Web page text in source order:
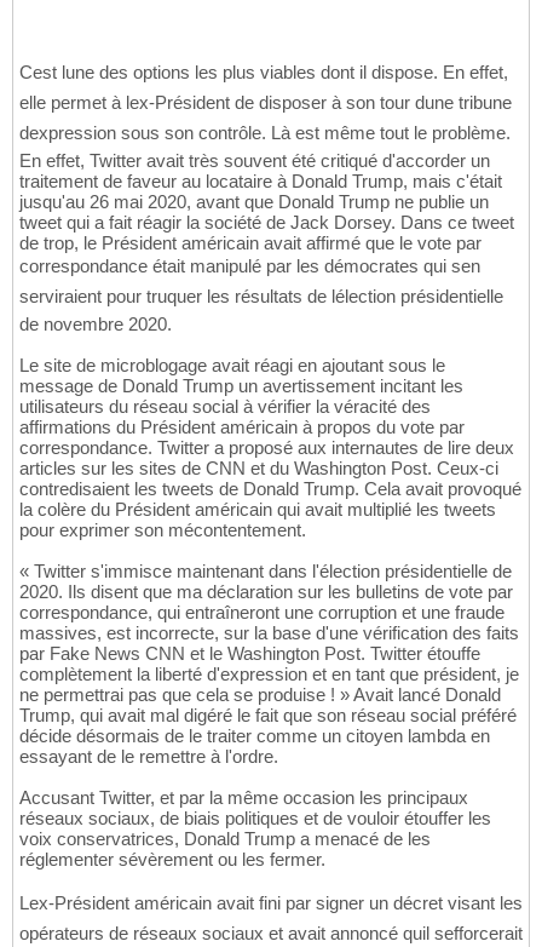
Cest lune des options les plus viables dont il dispose. En effet,
elle permet à lex-Président de disposer à son tour dune tribune
dexpression sous son contrôle. Là est même tout le problème.
En effet, Twitter avait très souvent été critiqué d'accorder un
traitement de faveur au locataire à Donald Trump, mais c'était
jusqu'au 26 mai 2020, avant que Donald Trump ne publie un
tweet qui a fait réagir la société de Jack Dorsey. Dans ce tweet
de trop, le Président américain avait affirmé que le vote par
correspondance était manipulé par les démocrates qui sen
serviraient pour truquer les résultats de lélection présidentielle
de novembre 2020.
Le site de microblogage avait réagi en ajoutant sous le
message de Donald Trump un avertissement incitant les
utilisateurs du réseau social à vérifier la véracité des
affirmations du Président américain à propos du vote par
correspondance. Twitter a proposé aux internautes de lire deux
articles sur les sites de CNN et du Washington Post. Ceux-ci
contredisaient les tweets de Donald Trump. Cela avait provoqué
la colère du Président américain qui avait multiplié les tweets
pour exprimer son mécontentement.
« Twitter s'immisce maintenant dans l'élection présidentielle de
2020. Ils disent que ma déclaration sur les bulletins de vote par
correspondance, qui entraîneront une corruption et une fraude
massives, est incorrecte, sur la base d'une vérification des faits
par Fake News CNN et le Washington Post. Twitter étouffe
complètement la liberté d'expression et en tant que président, je
ne permettrai pas que cela se produise ! » Avait lancé Donald
Trump, qui avait mal digéré le fait que son réseau social préféré
décide désormais de le traiter comme un citoyen lambda en
essayant de le remettre à l'ordre.
Accusant Twitter, et par la même occasion les principaux
réseaux sociaux, de biais politiques et de vouloir étouffer les
voix conservatrices, Donald Trump a menacé de les
réglementer sévèrement ou les fermer.
Lex-Président américain avait fini par signer un décret visant les
opérateurs de réseaux sociaux et avait annoncé quil sefforcerait